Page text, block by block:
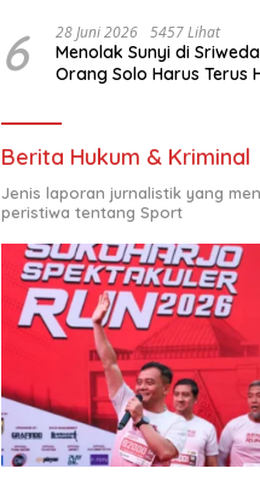
6 28 Juni 2026 5457 Lihat
Menolak Sunyi di
Orang Solo Harus Terus
Berita Hukum & Kriminal
Jenis laporan jurnalistik yang
peristiwa tentang Sport